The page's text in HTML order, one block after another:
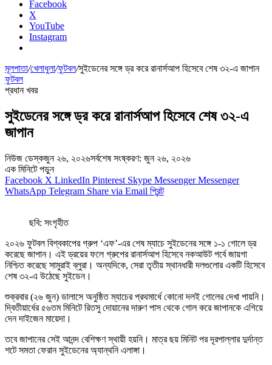
Facebook
X
YouTube
Instagram
মূলপাতা/খেলাধুলা/ফুটবল/সুইডেনের সঙ্গে ড্র করে রানার্সআপ হিসেবে শেষ ৩২-এ জাপান
ফুটবল
প্রধান খবর
সুইডেনের সঙ্গে ড্র করে রানার্সআপ হিসেবে শেষ ৩২-এ
জাপান
নিউজ ডেস্কজুন ২৬, ২০২৬সর্বশেষ সংষ্করণ: জুন ২৬, ২০২৬
এক মিনিটে পড়ুন
Facebook X LinkedIn Pinterest Skype Messenger Messenger
WhatsApp Telegram Share via Email প্রিন্ট
ছবি: সংগৃহীত
২০২৬ ফুটবল বিশ্বকাপের গ্রুপ ‘এফ’-এর শেষ ম্যাচে সুইডেনের সঙ্গে ১-১ গোলে ড্র
করেছে জাপান। এই ড্রয়ের ফলে গ্রুপের রানার্সআপ হিসেবে নকআউট পর্বে জায়গা
নিশ্চিত করেছে সামুরাই ব্লুরা। অন্যদিকে, সেরা তৃতীয় স্থানধারী দলগুলোর একটি হিসেবে
শেষ ৩২-এ উঠেছে সুইডেন।
শুক্রবার (২৬ জুন) ডালাসে অনুষ্ঠিত ম্যাচের প্রথমার্ধে কোনো দলই গোলের দেখা পায়নি।
দ্বিতীয়ার্ধের ৫৬তম মিনিটে রিতসু দোয়ানের দারুণ পাস থেকে গোল করে জাপানকে এগিয়ে
দেন দাইজেন মায়েদা।
তবে জাপানের সেই আনন্দ বেশিক্ষণ স্থায়ী হয়নি। মাত্র ছয় মিনিট পর দূরপাল্লার দুর্দান্ত
শটে সমতা ফেরান সুইডেনের অ্যান্থনি এলাঙ্গা।